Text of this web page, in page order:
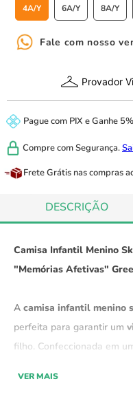
4A/Y 6A/Y 8A/Y
Fale com nosso
Provador
Pague com PIX eGanhe
Compre comSegurança.
Frete Grátis nas compras
DESCRIÇÃO
Camisa Infantil Menino
"Memórias Afetivas"
A camisa infantil menino
perfeita para garantir um
filho. Confeccionada em
VER MAIS